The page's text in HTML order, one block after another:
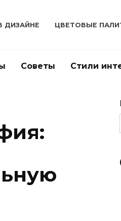
ДИЗАЙНЕ ЦВЕТОВЫЕ
Советы Стили